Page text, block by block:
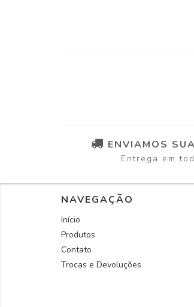
ENVIAMOS
Entrega em
NAVEGAÇÃO
Início
Produtos
Contato
Trocas e Devoluções